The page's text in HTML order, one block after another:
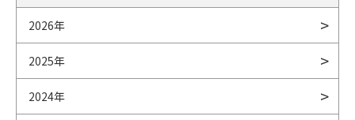
2026年
2025年
2024年